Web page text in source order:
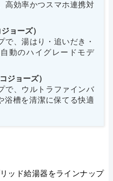
高効率かつスマホ連携対
ョーズ）
で、湯はり・追いだき・
動のハイグレードモデ
ジョーズ）
で、ウルトラファインバ
浴槽を清潔に保てる快適
ッド給湯器をラインナップ